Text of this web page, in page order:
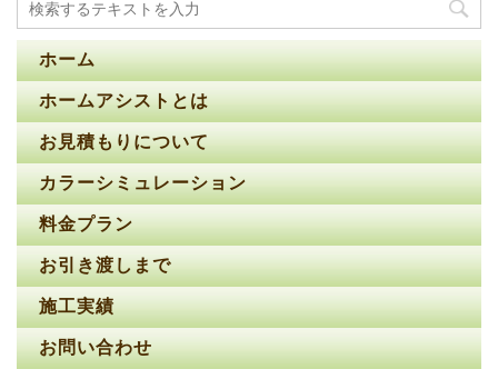
ホーム
ホームアシストとは
お見積もりについて
カラーシミュレーション
料金プラン
お引き渡しまで
施工実績
お問い合わせ